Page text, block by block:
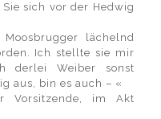
sich vor der Hedwig
lächelnd
Ich stellte sie mir
derlei Weiber sonst
aus, bin es auch – «
Vorsitzende, im Akt